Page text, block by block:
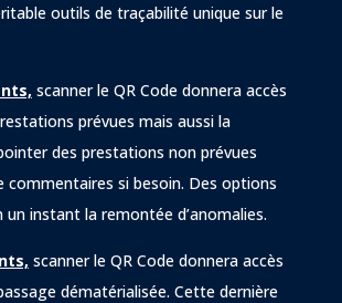
outils de traçabilité unique sur le
scanner le QR Code donnera accès
prévues mais aussi la
des prestations non prévues
commentaires si besoin. Des options
instant la remontée d’anomalies.
scanner le QR Code donnera accès
dématérialisée. Cette dernière